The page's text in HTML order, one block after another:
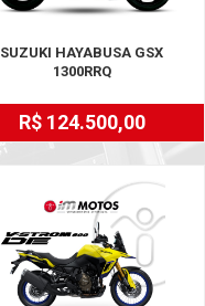
SUZUKI HAYABUSA GSX
1300RRQ
R$ 124.500,00